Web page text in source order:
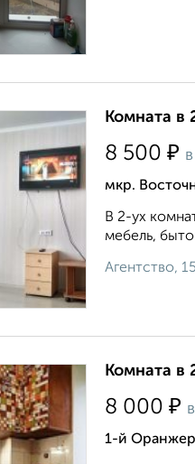
Комната в
8 500 ₽
мкр.
В 2-ух
мебель,
Агентство,
Комната в
8 000 ₽
1-й